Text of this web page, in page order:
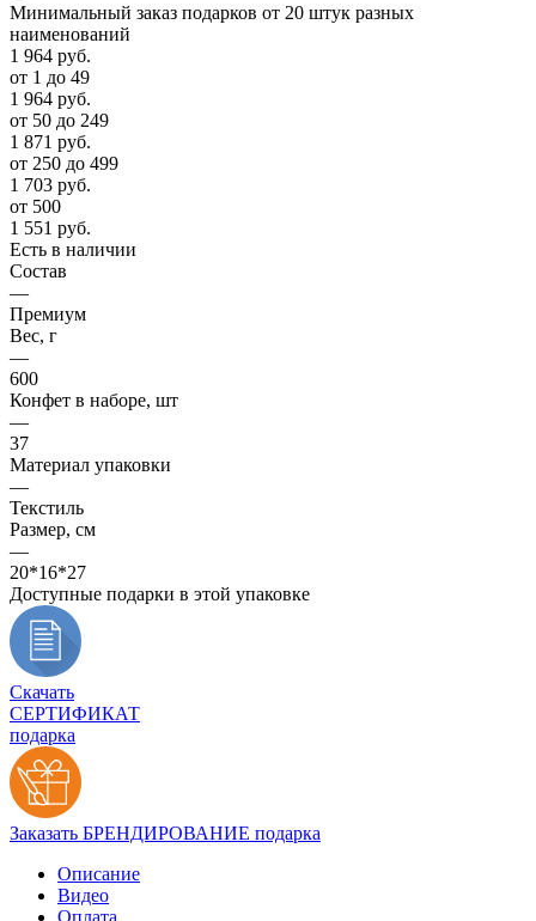
Минимальный заказ подарков от 20 штук разных
наименований
1 964 руб.
от 1 до 49
1 964 руб.
от 50 до 249
1 871 руб.
от 250 до 499
1 703 руб.
от 500
1 551 руб.
Есть в наличии
Состав
—
Премиум
Вес, г
—
600
Конфет в наборе, шт
—
37
Материал упаковки
—
Текстиль
Размер, см
—
20*16*27
Доступные подарки в этой упаковке
Скачать
СЕРТИФИКАТ
подарка
Заказать БРЕНДИРОВАНИЕ подарка
Описание
Видео
Оплата